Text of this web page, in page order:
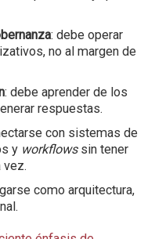
: debe operar
no al margen de
: debe aprender de los
respuestas.
con sistemas de
y workflowssin tener
vez.
como arquitectura,